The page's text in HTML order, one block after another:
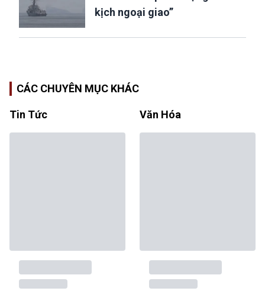
kịch ngoại giao”
CÁC CHUYÊN MỤC KHÁC
Tin Tức Văn Hóa